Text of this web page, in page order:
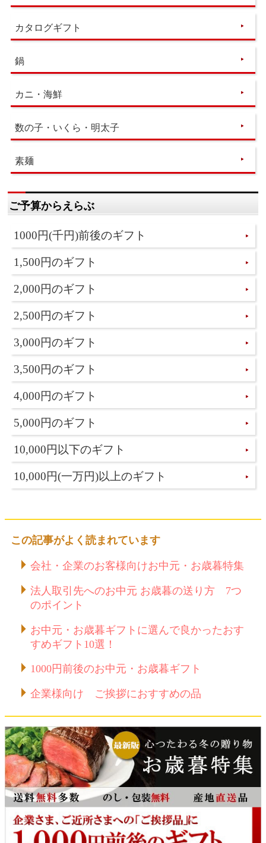
カタログギフト
鍋
カニ・海鮮
数の子・いくら・明太子
素麺
ご予算からえらぶ
1000円(千円)前後のギフト
1,500円のギフト
2,000円のギフト
2,500円のギフト
3,000円のギフト
3,500円のギフト
4,000円のギフト
5,000円のギフト
10,000円以下のギフト
10,000円(一万円)以上のギフト
この記事がよく読まれています
会社・企業のお客様向けお中元・お歳暮特集
法人取引先へのお中元 お歳暮の送り方 7つ
のポイント
お中元・お歳暮ギフトに選んで良かったおす
すめギフト10選！
1000円前後のお中元・お歳暮ギフト
企業様向け ご挨拶におすすめの品